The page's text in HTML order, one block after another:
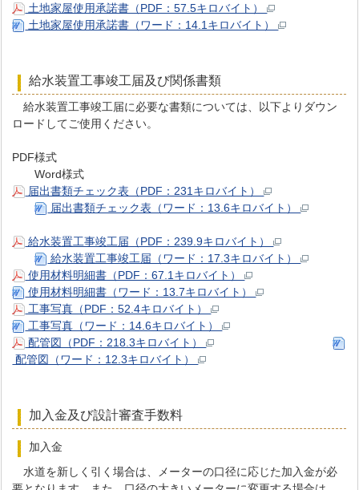
土地家屋使用承諾書（PDF：57.5キロバイト）
土地家屋使用承諾書（ワード：14.1キロバイト）
給水装置工事竣工届及び関係書類
給水装置工事竣工届に必要な書類については、以下よりダウン
ロードしてご使用ください。
PDF様式
Word様式
届出書類チェック表（PDF：231キロバイト）
届出書類チェック表（ワード：13.6キロバイト）
給水装置工事竣工届（PDF：239.9キロバイト）
給水装置工事竣工届（ワード：17.3キロバイト）
使用材料明細書（PDF：67.1キロバイト）
使用材料明細書（ワード：13.7キロバイト）
工事写真（PDF：52.4キロバイト）
工事写真（ワード：14.6キロバイト）
配管図（PDF：218.3キロバイト）
配管図（ワード：12.3キロバイト）
加入金及び設計審査手数料
加入金
水道を新しく引く場合は、メーターの口径に応じた加入金が必